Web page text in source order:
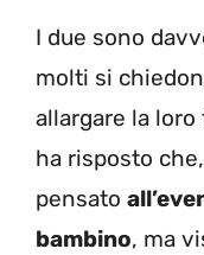
I due sono
molti si
allargare la
ha risposto
pensato
bambino, ma